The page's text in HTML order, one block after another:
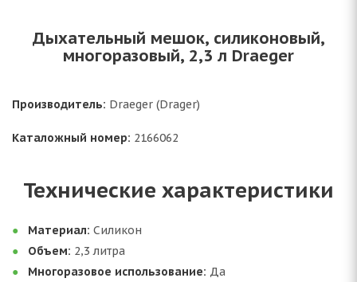
Дыхательный мешок, силиконовый,
многоразовый, 2,3 л Draeger
Производитель: Draeger (Drager)
Каталожный номер: 2166062
Технические характеристики
Материал: Силикон
Объем: 2,3 литра
Многоразовое использование: Да